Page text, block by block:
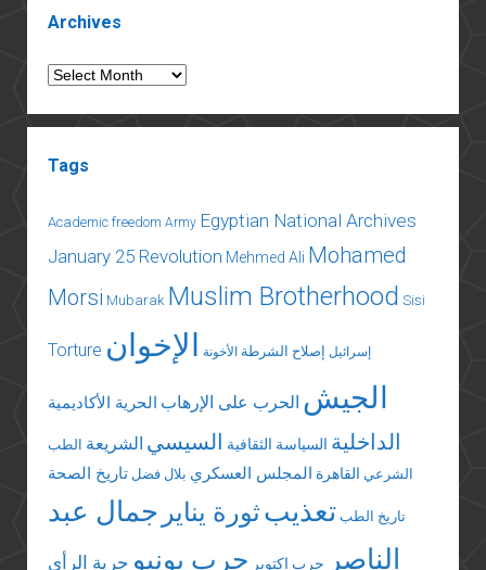
Archives
Archives
Tags
Academic freedom Army Egyptian National Archives
January 25 Revolution Mehmed Ali Mohamed
Morsi Mubarak Muslim Brotherhood Sisi
Torture إسرائيل إصلاح الشرطة الأخونة الإخوان
الجيش الحرب على الإرهاب الحرية الأكاديمية
الداخلية السياسة الثقافية السيسي الشريعة الطب
الشرعي القاهرة المجلس العسكري بلال فضل تاريخ الصحة
تاريخ الطب تعذيبثورة يناير جمال عبد
الناصر
حرب اكتوبر حرب يونيو حرية الرأي